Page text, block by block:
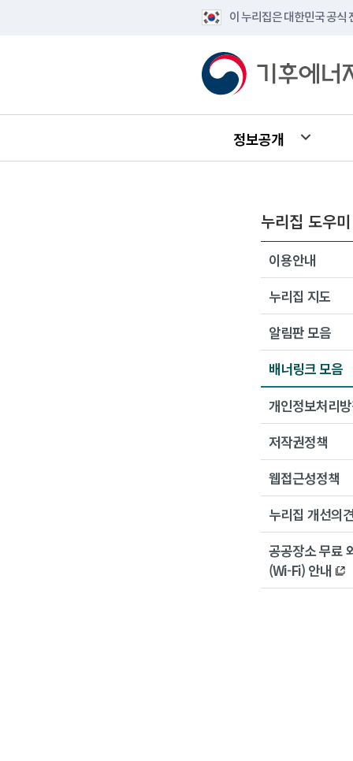
이 누리집은 대한민국 공식
정보공개
누리집 도우미
이용안내
누리집 지도
알림판 모음
배너링크 모음
개인정보처리
저작권정책
웹접근성정책
누리집 개선의
공공장소 무료
(Wi-Fi) 안내